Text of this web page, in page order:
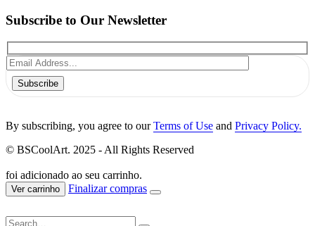
Subscribe to Our Newsletter
Subscribe
By subscribing, you agree to ourTerms of Use and Privacy Policy.
© BSCoolArt. 2025 - All Rights Reserved
foi adicionado ao seu carrinho.
Ver carrinho Finalizar compras